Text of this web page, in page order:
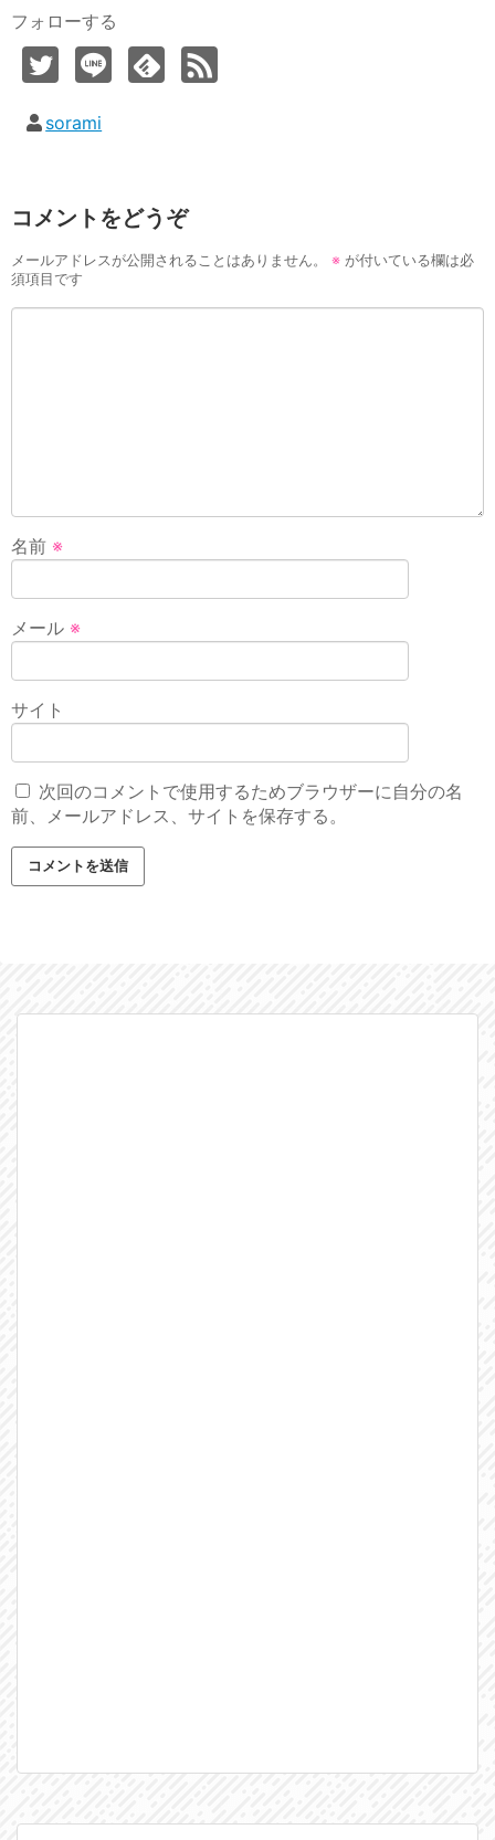
フォローする
sorami
コメントをどうぞ
メールアドレスが公開されることはありません。 ※ が付いている欄は必
須項目です
名前 ※
メール ※
サイト
次回のコメントで使用するためブラウザーに自分の名
前、メールアドレス、サイトを保存する。